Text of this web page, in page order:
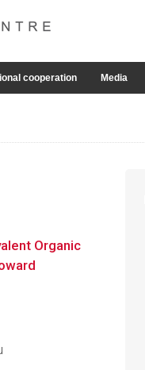
cooperation Media
Organic